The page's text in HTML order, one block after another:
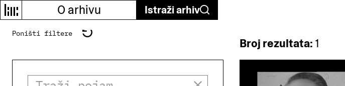
O arhivu Istraži arhiv
Poništi filtere
Broj rezultata: 1